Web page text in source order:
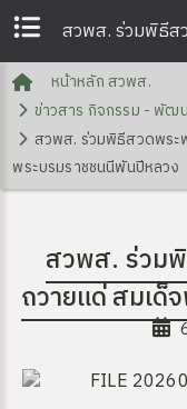
หน้าหลัก สวพส.
ข่าวสาร กิจกรรม - พั
สวพส. ร่วมพิธีสวดพร
พระบรมราชชนนีพันปีหลวง
สวพส. ร่วม
ถวายแด่ สมเด็